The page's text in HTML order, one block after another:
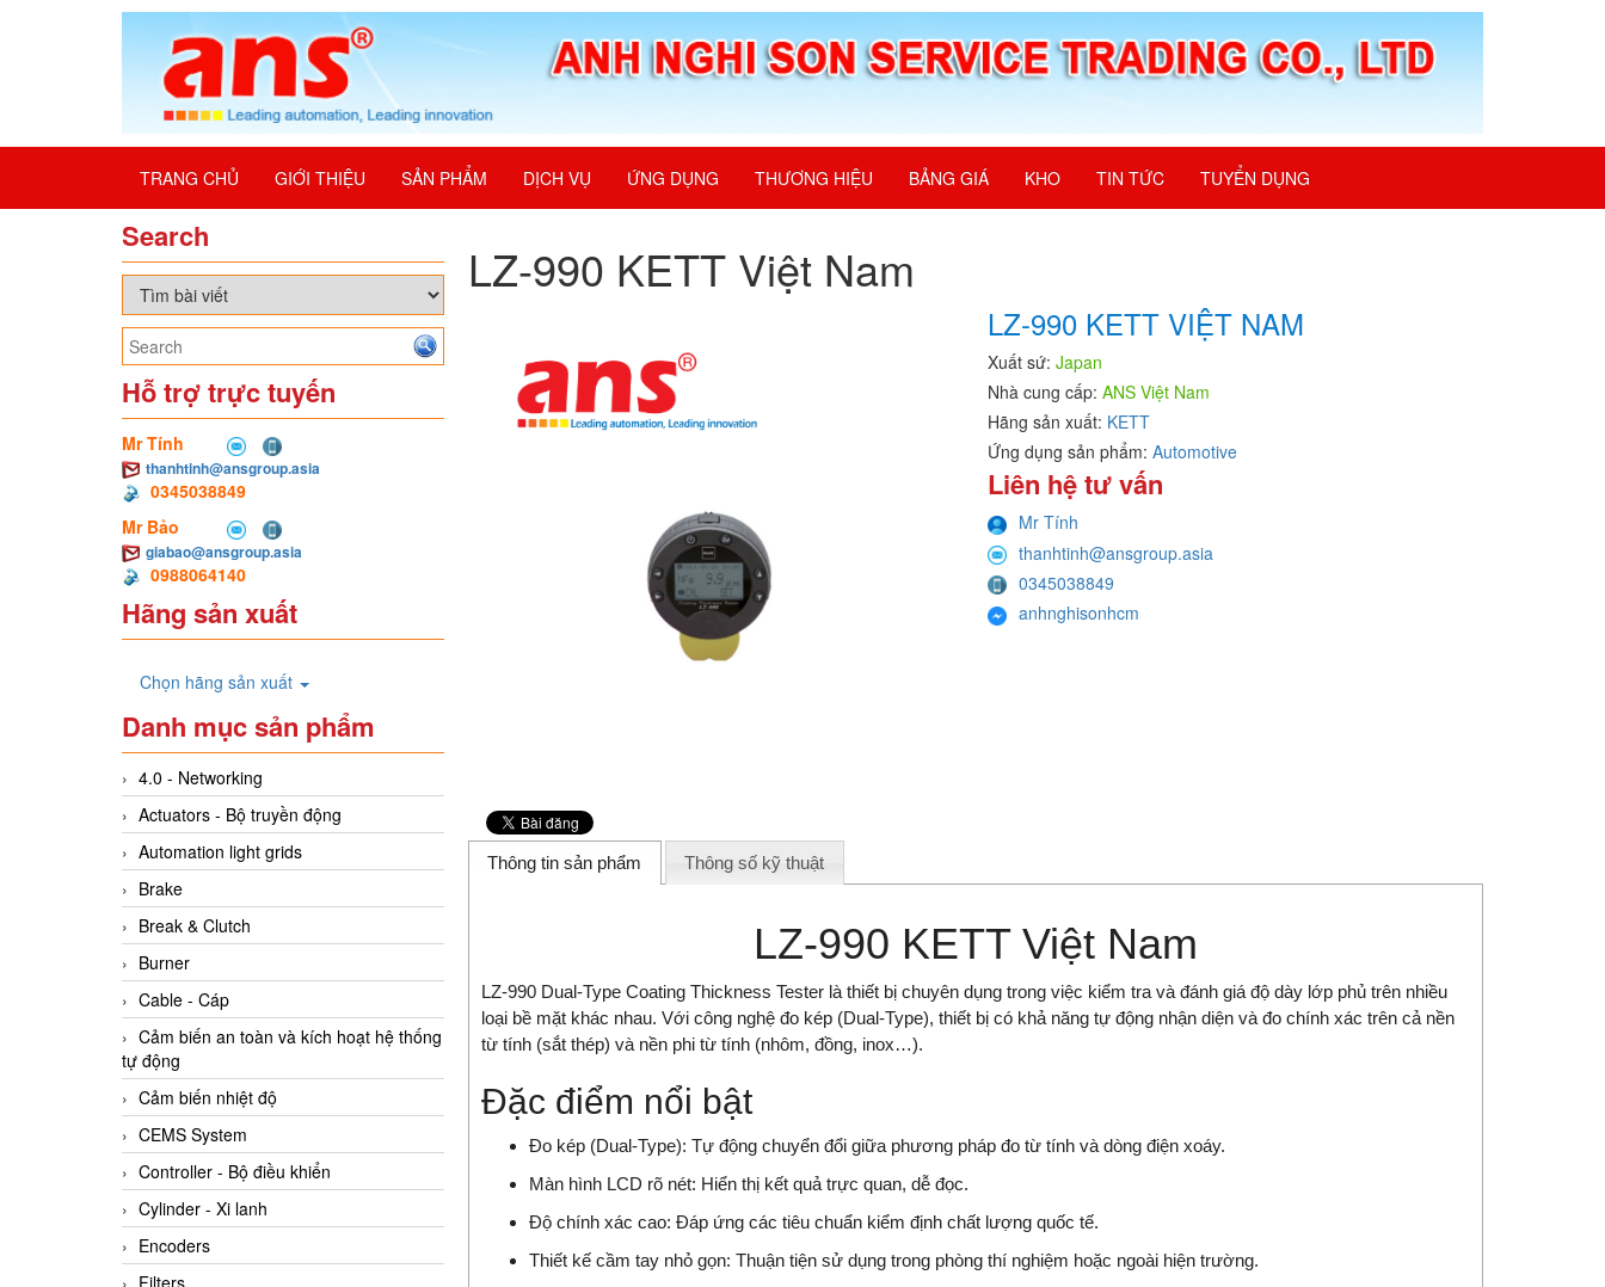
TRANG CHỦ GIỚI THIỆU SẢN PHẨM DỊCH VỤ ỨNG DỤNG THƯƠNG HIỆU BẢNG GIÁ KHO TIN TỨC TUYỂN DỤNG
Search
Hỗ trợ trực tuyến
Mr Tính
thanhtinh@ansgroup.asia
0345038849
Mr Bảo
giabao@ansgroup.asia
0988064140
Hãng sản xuất
Chọn hãng sản xuất
Danh mục sản phẩm
4.0 - Networking
Actuators - Bộ truyền động
Automation light grids
Brake
Break & Clutch
Burner
Cable - Cáp
Cảm biến an toàn và kích hoạt hệ thống
tự động
Cảm biến nhiệt độ
CEMS System
Controller - Bộ điều khiển
Cylinder - Xi lanh
Encoders
LZ-990 KETT Việt Nam
LZ-990 KETT VIỆT NAM
Xuất sứ: Japan
Nhà cung cấp: ANS Việt Nam
Hãng sản xuất: KETT
Ứng dụng sản phẩm: Automotive
Liên hệ tư vấn
Mr Tính
thanhtinh@ansgroup.asia
0345038849
anhnghisonhcm
Thông tin sản phẩm Thông số kỹ thuật
LZ-990 KETT Việt Nam
LZ-990 Dual-Type Coating Thickness Tester là thiết bị chuyên dụng trong việc kiểm tra và đánh giá độ dày lớp phủ trên nhiều
loại bề mặt khác nhau. Với công nghệ đo kép (Dual-Type), thiết bị có khả năng tự động nhận diện và đo chính xác trên cả nền
từ tính (sắt thép) và nền phi từ tính (nhôm, đồng, inox…).
Đặc điểm nổi bật
Đo kép (Dual-Type): Tự động chuyển đổi giữa phương pháp đo từ tính và dòng điện xoáy.
Màn hình LCD rõ nét: Hiển thị kết quả trực quan, dễ đọc.
Độ chính xác cao: Đáp ứng các tiêu chuẩn kiểm định chất lượng quốc tế.
Thiết kế cầm tay nhỏ gọn: Thuận tiện sử dụng trong phòng thí nghiệm hoặc ngoài hiện trường.